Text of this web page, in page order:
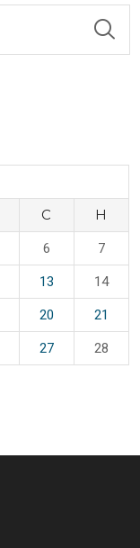
С Н
6 7
13 14
20 21
27
28